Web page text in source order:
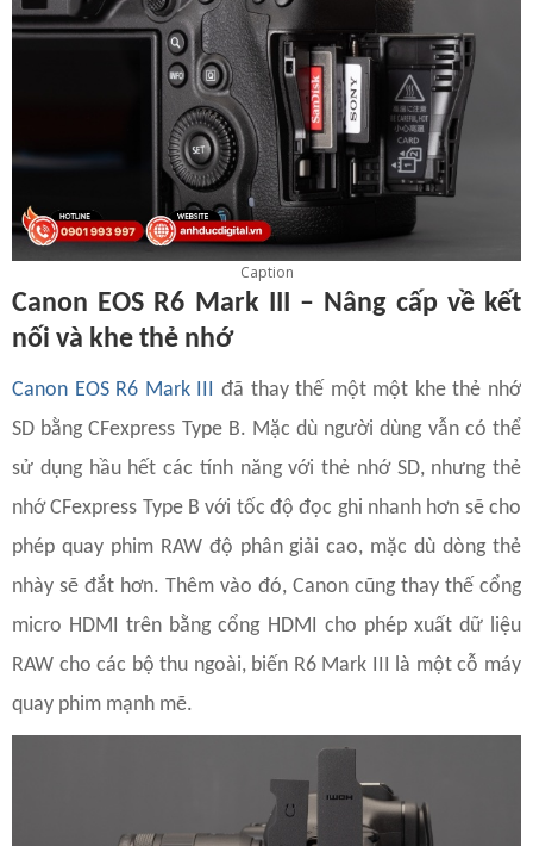
Caption
Canon EOS R6 Mark III – Nâng cấp về kết
nối và khe thẻ nhớ
Canon EOS R6 Mark III đã thay thế một một khe thẻ nhớ
SD bằng CFexpress Type B. Mặc dù người dùng vẫn có thể
sử dụng hầu hết các tính năng với thẻ nhớ SD, nhưng thẻ
nhớ CFexpress Type B với tốc độ đọc ghi nhanh hơn sẽ cho
phép quay phim RAW độ phân giải cao, mặc dù dòng thẻ
nhày sẽ đắt hơn. Thêm vào đó, Canon cũng thay thế cổng
micro HDMI trên bằng cổng HDMI cho phép xuất dữ liệu
RAW cho các bộ thu ngoài, biến R6 Mark III là một cỗ máy
quay phim mạnh mẽ.